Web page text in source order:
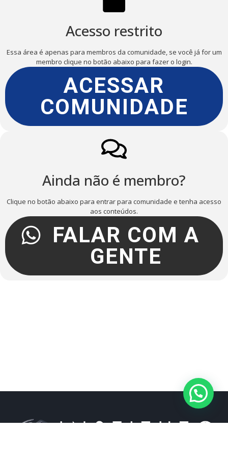
Acesso restrito
Essa área é apenas para membros da comunidade, se você já for um
membro clique no botão abaixo para fazer o login.
ACESSAR
COMUNIDADE
Ainda não é membro?
Clique no botão abaixo para entrar para comunidade e tenha acesso
aos conteúdos.
FALAR COM A
GENTE